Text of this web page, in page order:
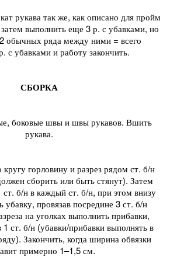
рукава так же, как описано для пройм
выполнить еще 3 р. с убавками, но
обычных ряда между ними = всего
с убавками и работу закончить.
СБОРКА
боковые швы и швы рукавов. Вшить
рукава.
кругу горловину и разрез рядом ст. б/н
сборить или быть стянут). Затем
ст. б/н в каждый ст. б/н, при этом внизу
убавку, провязав посредине 3 ст. б/н
на уголках выполнить прибавки,
1 ст. б/н (убавки/прибавки выполнять в
Закончить, когда ширина обвязки
примерно 1–1,5 см.